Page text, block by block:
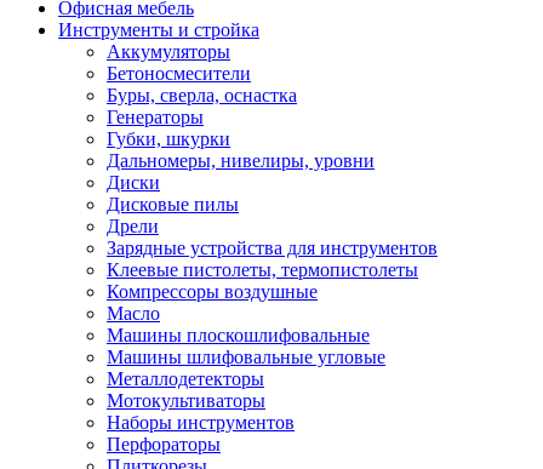
Офисная мебель
Инструменты и стройка
Аккумуляторы
Бетоносмесители
Буры, сверла, оснастка
Генераторы
Губки, шкурки
Дальномеры, нивелиры, уровни
Диски
Дисковые пилы
Дрели
Зарядные устройства для инструментов
Клеевые пистолеты, термопистолеты
Компрессоры воздушные
Масло
Машины плоскошлифовальные
Машины шлифовальные угловые
Металлодетекторы
Мотокультиваторы
Наборы инструментов
Перфораторы